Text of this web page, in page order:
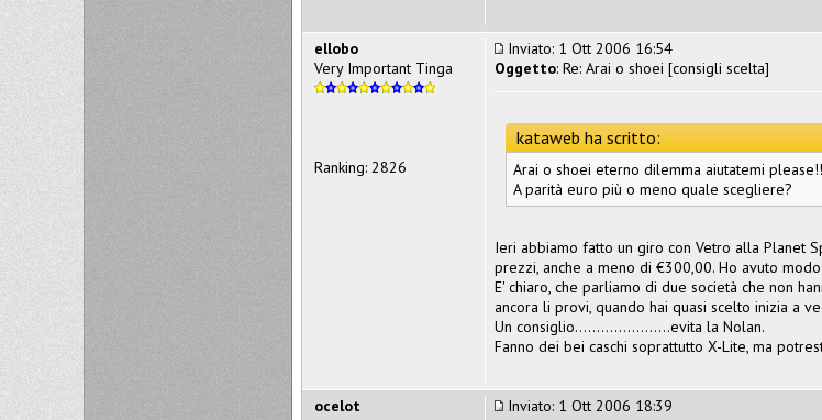
Inviato: 1 Ott 2006 16:54
Oggetto: Re: Arai o shoei [consigli scelta]
kataweb ha scritto:
Arai o shoei eterno dilemma aiutatemi
A parità euro più o meno quale scegliere?
Ieri abbiamo fatto un giro con Vetro alla Planet
prezzi, anche a meno di €300,00. Ho avuto
E' chiaro, che parliamo di due società che non
ancora li provi, quando hai quasi scelto inizia a
Un consiglio......................evita la Nolan.
Fanno dei bei caschi soprattutto X-Lite, ma
ellobo
Very Important Tinga
Ranking: 2826
Inviato: 1 Ott 2006 18:39
ocelot